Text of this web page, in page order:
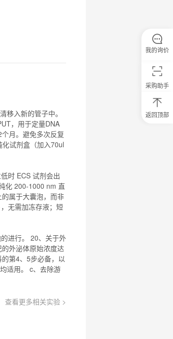
移入新的管子中。
，用于定量DNA
月。避免多次反复
化试剂盒 （加入70ul
时 ECS 试剂会出
化 200-1000 nm 直
属于大囊泡，而非
无需加冻存液；短
进行。 20、关于外
外泌体原始浓度达
第4、5步必备，以
适用。 c、去除游
查看更多相关实验 >
采购助手
返回顶部
我的询价